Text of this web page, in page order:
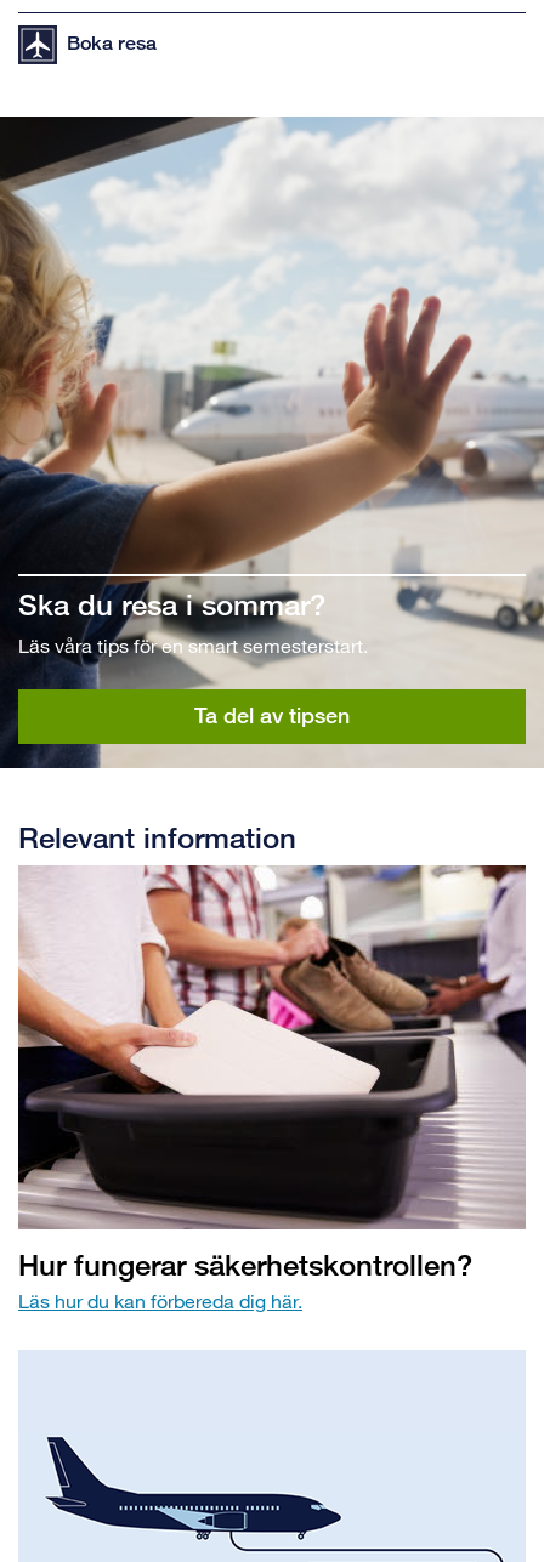
Boka resa
Ska du resa i sommar?
Läs våra tips för en smart semesterstart.
Ta del av tipsen
Relevant information
Hur fungerar säkerhetskontrollen?
Läs hur du kan förbereda dig här.